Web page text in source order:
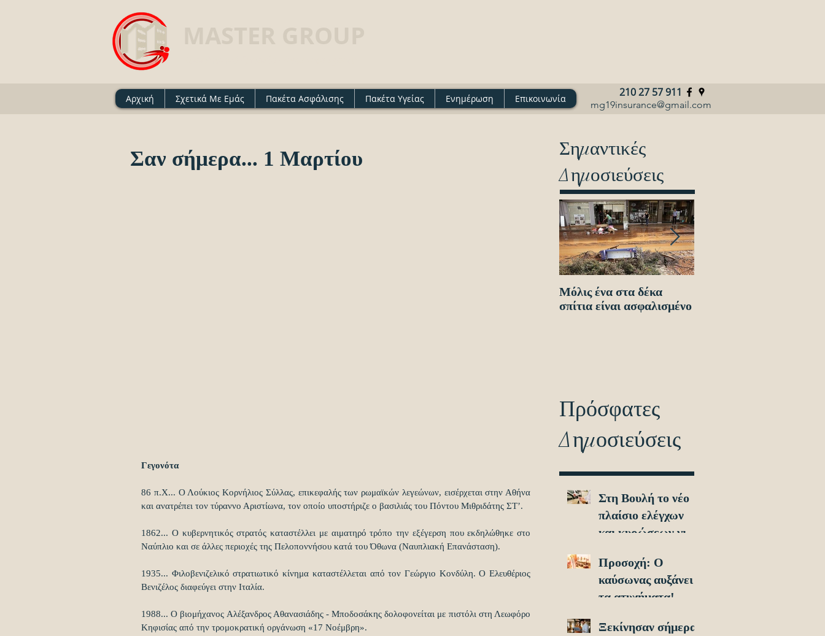
mg19insurance@gmail.com
210 27 57 911
Αρχική Σχετικά Με Εμάς Πακέτα Ασφάλισης Πακέτα Υγείας Ενημέρωση Επικοινωνία
Σαν σήμερα... 1 Μαρτίου
Γεγονότα
86 π.Χ... Ο Λούκιος Κορνήλιος Σύλλας, επικεφαλής των ρωμαϊκών λεγεώνων, εισέρχεται στην Αθήνα
και ανατρέπει τον τύραννο Αριστίωνα, τον οποίο υποστήριζε ο βασιλιάς του Πόντου Μιθριδάτης ΣΤ’.
1862... Ο κυβερνητικός στρατός καταστέλλει με αιματηρό τρόπο την εξέγερση που εκδηλώθηκε στο
Ναύπλιο και σε άλλες περιοχές της Πελοποννήσου κατά του Όθωνα (Ναυπλιακή Επανάσταση).
1935... Φιλοβενιζελικό στρατιωτικό κίνημα καταστέλλεται από τον Γεώργιο Κονδύλη. Ο Ελευθέριος
Βενιζέλος διαφεύγει στην Ιταλία.
1988... Ο βιομήχανος Αλέξανδρος Αθανασιάδης - Μποδοσάκης δολοφονείται με πιστόλι στη Λεωφόρο
Κηφισίας από την τρομοκρατική οργάνωση «17 Νοέμβρη».
Σημαντικές
Δημοσιεύσεις
Μόλις ένα στα δέκα
σπίτια είναι ασφαλισμένο
Πρόσφατες
Δημοσιεύσεις
Στη Βουλή το νέο
πλαίσιο ελέγχων
και κυρώσεων για
οχήματα!
Προσοχή: O
καύσωνας αυξάνει
τα ατυχήματα!
Ξεκίνησαν σήμερα